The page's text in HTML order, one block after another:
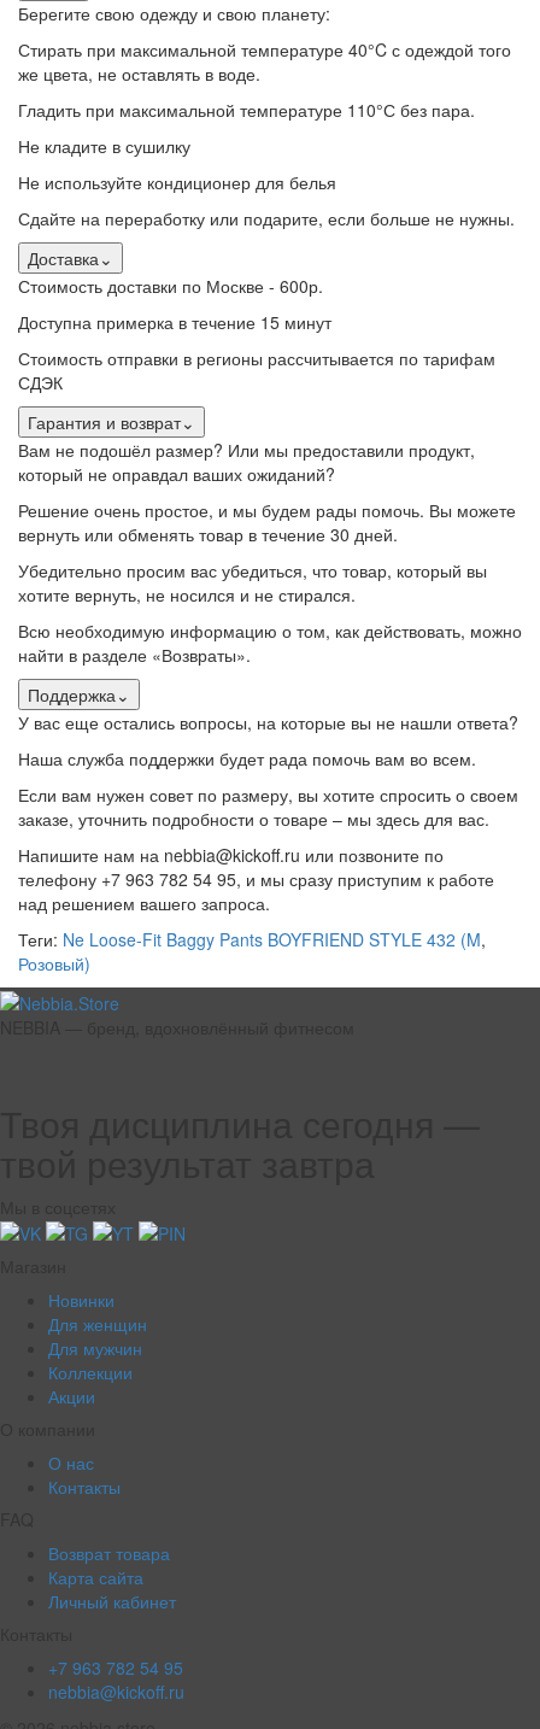
Берегите свою одежду и свою планету:
Стирать при максимальной температуре 40°C с одеждой того
же цвета, не оставлять в воде.
Гладить при максимальной температуре 110°С без пара.
Не кладите в сушилку
Не используйте кондиционер для белья
Сдайте на переработку или подарите, если больше не нужны.
Доставка⌄
Стоимость доставки по Москве - 600р.
Доступна примерка в течение 15 минут
Стоимость отправки в регионы рассчитывается по тарифам
СДЭК
Гарантия и возврат⌄
Вам не подошёл размер? Или мы предоставили продукт,
который не оправдал ваших ожиданий?
Решение очень простое, и мы будем рады помочь. Вы можете
вернуть или обменять товар в течение 30 дней.
Убедительно просим вас убедиться, что товар, который вы
хотите вернуть, не носился и не стирался.
Всю необходимую информацию о том, как действовать, можно
найти в разделе «Возвраты».
Поддержка⌄
У вас еще остались вопросы, на которые вы не нашли ответа?
Наша служба поддержки будет рада помочь вам во всем.
Если вам нужен совет по размеру, вы хотите спросить о своем
заказе, уточнить подробности о товаре – мы здесь для вас.
Напишите нам на nebbia@kickoff.ru или позвоните по
телефону +7 963 782 54 95, и мы сразу приступим к работе
над решением вашего запроса.
Теги: Ne Loose-Fit Baggy Pants BOYFRIEND STYLE 432 (M,
Розовый)
Новинки
Для женщин
Для мужчин
Коллекции
Акции
О нас
Контакты
Возврат товара
Карта сайта
Личный кабинет
+7 963 782 54 95
nebbia@kickoff.ru